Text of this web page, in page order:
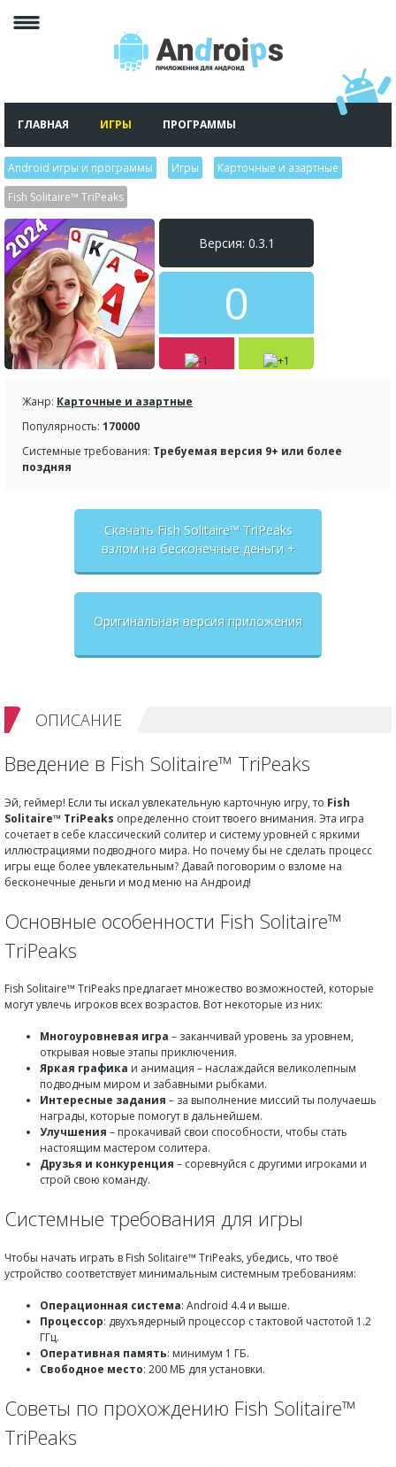
ГЛАВНАЯ ИГРЫ ПРОГРАММЫ
Android игры и программы Игры Карточные и азартные
Fish Solitaire™ TriPeaks
Версия: 0.3.1
0
Жанр: Карточные и азартные
Популярность: 170000
Системные требования: Требуемая версия 9+ или более
поздняя
Скачать Fish Solitaire™ TriPeaks
взлом на бесконечные деньги +
Оригинальная версия приложения
ОПИСАНИЕ
Введение в Fish Solitaire™ TriPeaks
Эй, геймер! Если ты искал увлекательную карточную игру, то Fish
Solitaire™ TriPeaks определенно стоит твоего внимания. Эта игра
сочетает в себе классический солитер и систему уровней с яркими
иллюстрациями подводного мира. Но почему бы не сделать процесс
игры еще более увлекательным? Давай поговорим о взломе на
бесконечные деньги и мод меню на Андроид!
Основные особенности Fish Solitaire™
TriPeaks
Fish Solitaire™ TriPeaks предлагает множество возможностей, которые
могут увлечь игроков всех возрастов. Вот некоторые из них:
Многоуровневая игра – заканчивай уровень за уровнем,
открывая новые этапы приключения.
Яркая графика и анимация – наслаждайся великолепным
подводным миром и забавными рыбками.
Интересные задания – за выполнение миссий ты получаешь
награды, которые помогут в дальнейшем.
Улучшения – прокачивай свои способности, чтобы стать
настоящим мастером солитера.
Друзья и конкуренция – соревнуйся с другими игроками и
строй свою команду.
Системные требования для игры
Чтобы начать играть в Fish Solitaire™ TriPeaks, убедись, что твоё
устройство соответствует минимальным системным требованиям:
Операционная система: Android 4.4 и выше.
Процессор: двухъядерный процессор с тактовой частотой 1.2
ГГц.
Оперативная память: минимум 1 ГБ.
Свободное место: 200 МБ для установки.
Советы по прохождению Fish Solitaire™
TriPeaks